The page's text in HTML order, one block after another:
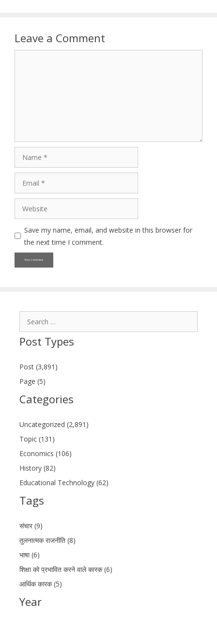
Leave a Comment
Website
Save my name, email, and website in this browser for
the next time I comment.
Post Types
Post (3,891)
Page (5)
Categories
Uncategorized (2,891)
Topic (131)
Economics (106)
History (82)
Educational Technology (62)
Tags
संचार (9)
तुलनात्मक राजनीति (8)
भाषा (6)
शिक्षा को प्रभावित करने वाले कारक (6)
आर्थिक कारक (5)
Year